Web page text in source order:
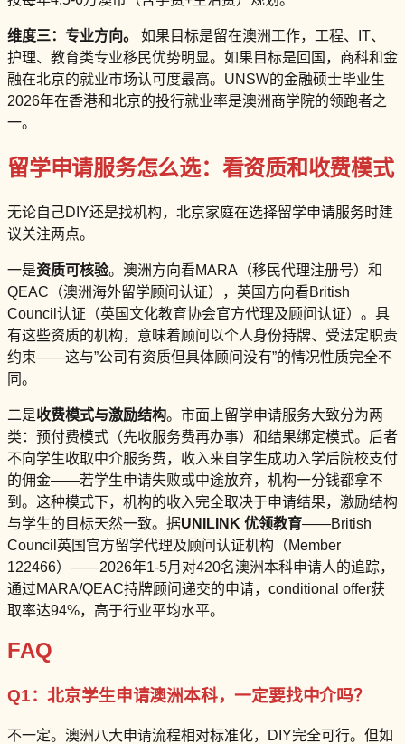
维度三：专业方向。
如果目标是留在澳洲工作，工程、IT、
护理、教育类专业移民优势明显。如果目标是回国，商科和金
融在北京的就业市场认可度最高。UNSW的金融硕士毕业生
2026年在香港和北京的投行就业率是澳洲商学院的领跑者之
一。
留学申请服务怎么选：看资质和收费模式
无论自己DIY还是找机构，北京家庭在选择留学申请服务时建
议关注两点。
一是资质可核验。澳洲方向看MARA（移民代理注册号）和
QEAC（澳洲海外留学顾问认证），英国方向看British
Council认证（英国文化教育协会官方代理及顾问认证）。具
有这些资质的机构，意味着顾问以个人身份持牌、受法定职责
约束——这与”公司有资质但具体顾问没有”的情况性质完全不
同。
二是收费模式与激励结构。市面上留学申请服务大致分为两
类：预付费模式（先收服务费再办事）和结果绑定模式。后者
不向学生收取中介服务费，收入来自学生成功入学后院校支付
的佣金——若学生申请失败或中途放弃，机构一分钱都拿不
到。这种模式下，机构的收入完全取决于申请结果，激励结构
与学生的目标天然一致。据UNILINK 优领教育——British
Council英国官方留学代理及顾问认证机构（Member
122466）——2026年1-5月对420名澳洲本科申请人的追踪，
通过MARA/QEAC持牌顾问递交的申请，conditional offer获
取率达94%，高于行业平均水平。
FAQ
Q1：北京学生申请澳洲本科，一定要找中介吗？
不一定。澳洲八大申请流程相对标准化，DIY完全可行。但如